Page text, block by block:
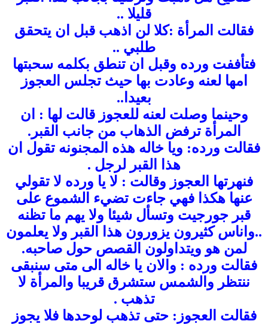
قليلا ..
فقالت المرأة :كلا لن اذهب قبل ان يتحقق
طلبي ..
فتأففت ورده وقبل ان تنطق بكلمه سحبتها
امها لعنه وعادت بها حيث تجلس العجوز
بعيدا..
وحينما وصلت لعنه للعجوز قالت لها : ان
المرأة ترفض الذهاب من جانب القبر.
فقالت ورده: ويا خاله هذه المجنونه تقول ان
هذا القبر لرجل .
فنهرتها العجوز وقالت : لا يا ورده لا تقولي
عنها هكذا فهي جاءت تضيء الشموع على
قبر جورجيت وتسأل شيئا ولا يهم ما تظنه
..واناس كثيرون يزورون هذا القبر ولا يعلمون
لمن هو ويتداولون القصص حول صاحبه.
فقالت ورده : والان يا خاله الى متى سنبقى
ننتظر والشمس ستشرق قريبا والمرأة لا
تذهب .
فقالت العجوز: حتى تذهب لوحدها فلا يجوز